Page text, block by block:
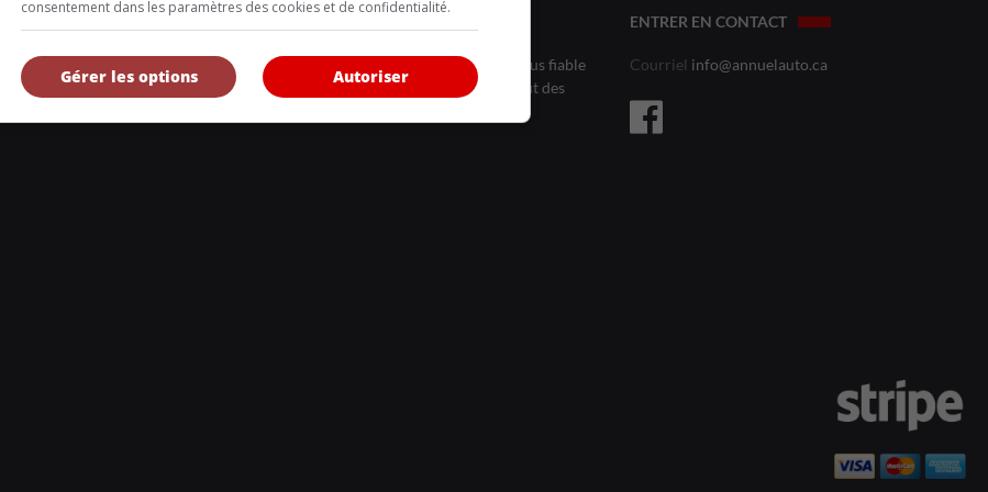
NOUS
l’Annuel de l’automobile demeure l’outil de référence le plus complet et le plus fiable
et les consommateurs à la recherche d’un véhicule ou simplement à l’affût des
ENTRER EN CONTACT
Courriel info@annuelauto.ca
consentement dans les paramètres des cookies et de confidentialité.
Autoriser
Gérer les options